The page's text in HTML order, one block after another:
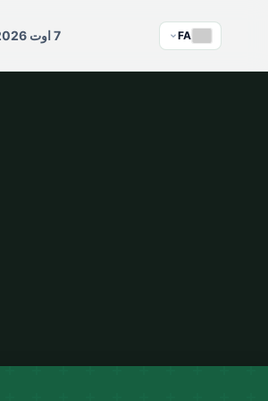
7 اوت 2026 جمعه FA